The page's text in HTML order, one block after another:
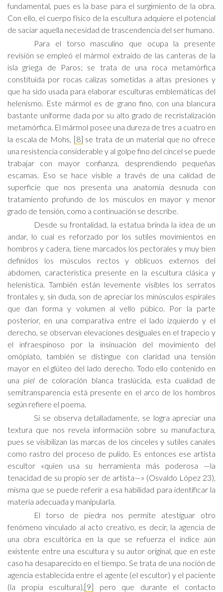
fundamental, pues es la base para el surgimiento de la obra.
Con ello, el cuerpo físico de la escultura adquiere el potencial
de saciar aquella necesidad de trascendencia del ser humano.
Para el torso masculino que ocupa la presente
revisión se empleó el mármol extraído de las canteras de la
isla griega de Paros; se trata de una roca metamórfica
constituida por rocas calizas sometidas a altas presiones y
que ha sido usada para elaborar esculturas emblemáticas del
helenismo. Este mármol es de grano fino, con una blancura
bastante uniforme dada por su alto grado de recristalización
metamórfica. El mármol posee una dureza de tres a cuatro en
la escala de Mohs, [8] se trata de un material que no ofrece
una resistencia considerable y al golpe fino del cincel se puede
trabajar con mayor confianza, desprendiendo pequeñas
escamas. Eso se hace visible a través de una calidad de
superficie que nos presenta una anatomía desnuda con
tratamiento profundo de los músculos en mayor y menor
grado de tensión, como a continuación se describe.
Desde su frontalidad, la estatua brinda la idea de un
andar, lo cual es reforzado por los sutiles movimientos en
hombros y cadera, tiene marcados los pectorales y muy bien
definidos los músculos rectos y oblicuos externos del
abdomen, característica presente en la escultura clásica y
helenística. También están levemente visibles los serratos
frontales y, sin duda, son de apreciar los minúsculos espirales
que dan forma y volumen al vello púbico. Por la parte
posterior, en una comparativa entre el lado izquierdo y el
derecho, se observan elevaciones desiguales en el trapecio y
el infraespinoso por la insinuación del movimiento del
omóplato, también se distingue con claridad una tensión
mayor en el glúteo del lado derecho. Todo ello contenido en
una piel de coloración blanca traslúcida, esta cualidad de
semitransparencia está presente en el arco de los hombros
según refiere el poema.
Si se observa detalladamente, se logra apreciar una
textura que nos revela información sobre su manufactura,
pues se visibilizan las marcas de los cinceles y sutiles canales
como rastro del proceso de pulido. Es entonces ese artista
escultor «quien usa su herramienta más poderosa —la
tenacidad de su propio ser de artista—» (Osvaldo López 23),
misma que se puede referir a esa habilidad para identificar la
materia adecuada y manipularla.
El torso de piedra nos permite atestiguar otro
fenómeno vinculado al acto creativo, es decir, la agencia de
una obra escultórica en la que se refuerza el índice aún
existente entre una escultura y su autor original, que en este
caso ha desaparecido en el tiempo. Se trata de una noción de
agencia establecida entre el agente (el escultor) y el paciente
(la propia escultura),[9] pero que durante el contacto